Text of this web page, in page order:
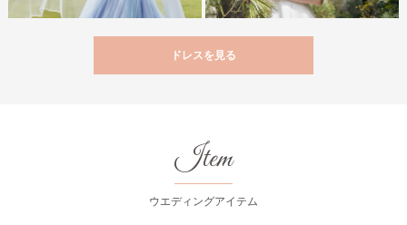
ドレスを見る
Item
ウエディングアイテム